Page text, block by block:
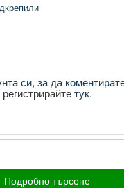
си, за да
регистрирайтетук.
Подробно търсене